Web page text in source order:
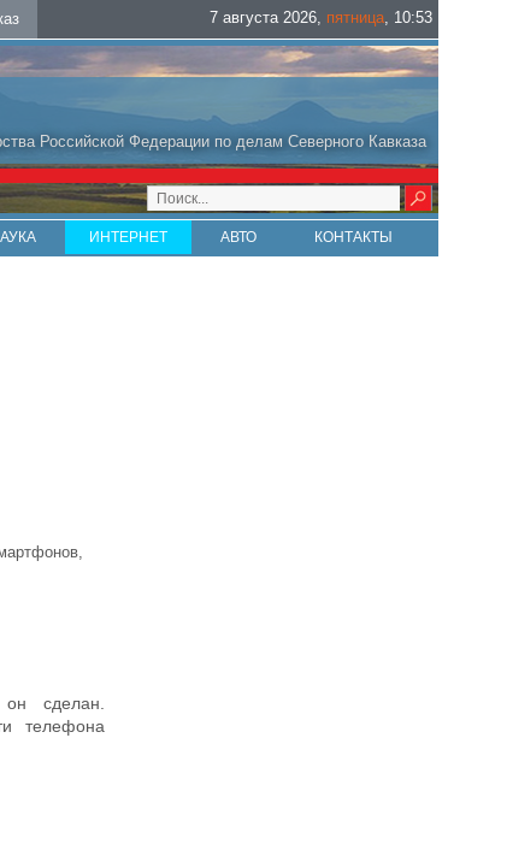
7 августа 2026, пятница, 10:53
Российской Федерации по делам Северного Кавказа
ИНТЕРНЕТ АВТО КОНТАКТЫ
сделан.
телефона